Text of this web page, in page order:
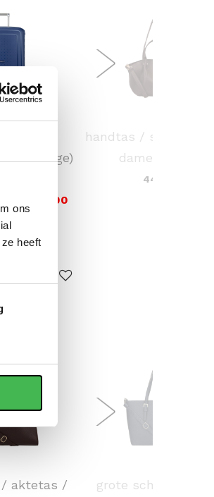
ons
heeft
/
cm (large)
VOOR 159,00
handtas / schouder
dames laren
44,95
aktetas /
grote schoudertas